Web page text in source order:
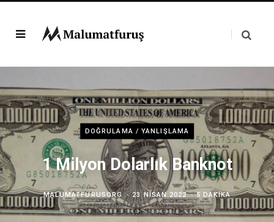
DOĞRULAMA / YANLIŞLAMA
1 Milyon Dolarlık Banknot
MALUMATFURUSORG 23 NISAN 2022 5 DAKIKA